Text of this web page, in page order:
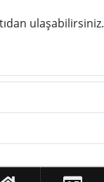
ulaşabilirsiniz.